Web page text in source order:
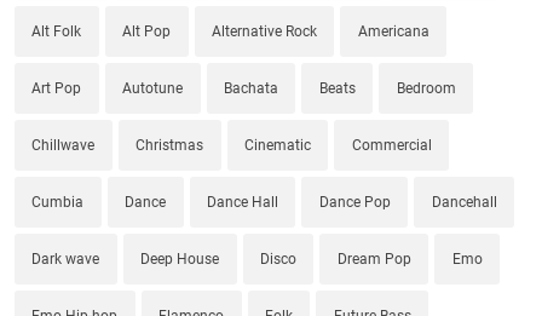
Alt Folk Alt Pop Alternative Rock Americana
Art Pop Autotune Bachata Beats Bedroom
Chillwave Christmas Cinematic Commercial
Cumbia Dance Dance Hall Dance Pop Dancehall
Dark wave Deep House Disco Dream Pop Emo